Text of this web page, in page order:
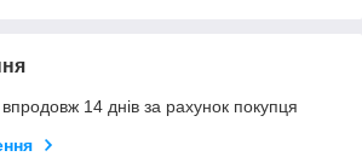
14 днів за рахунок покупця